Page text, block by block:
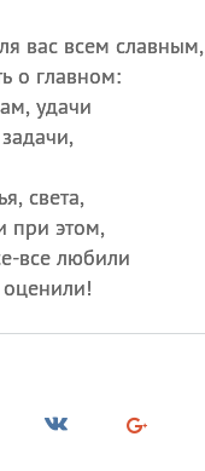
вас всем славным,
о главном:
удачи
света,
при этом,
все любили